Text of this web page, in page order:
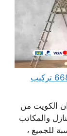
فني تركيب ورق جدران الكويت 66874433 تركيب
الكويت من
والمكاتب
للجميع ،